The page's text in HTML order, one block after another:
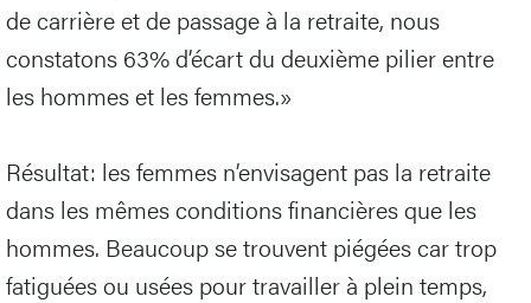
de carrière et de passage à la retraite, nous
constatons 63% d’écart du deuxième pilier entre
les hommes et les femmes.»
Résultat: les femmes n’envisagent pas la retraite
dans les mêmes conditions financières que les
hommes. Beaucoup se trouvent piégées car trop
fatiguées ou usées pour travailler à plein temps,